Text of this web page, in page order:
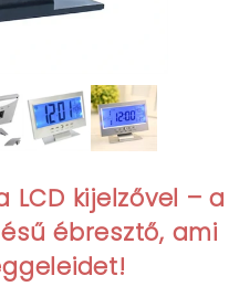
kijelzővel – a
ébresztő, ami